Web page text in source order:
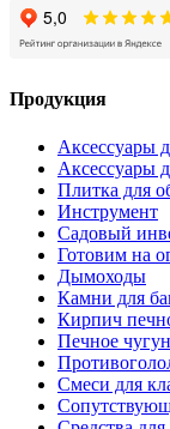
Продукция
Аксессуары
Аксессуары
Плитка для
Инструмент
Садовый
Готовим на
Дымоходы
Камни для
Кирпич
Печное
Смеси для